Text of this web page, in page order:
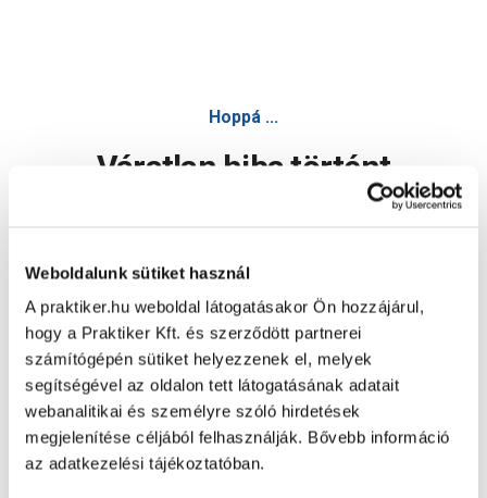
Weboldalunk sütiket használ
A praktiker.hu weboldal látogatásakor Ön hozzájárul,
hogy a Praktiker Kft. és szerződött partnerei
számítógépén sütiket helyezzenek el, melyek
segítségével az oldalon tett látogatásának adatait
webanalitikai és személyre szóló hirdetések
megjelenítése céljából felhasználják. Bővebb információ
az adatkezelési tájékoztatóban.
Hoppá ...
Váratlan hiba történt
Oldal újratöltése